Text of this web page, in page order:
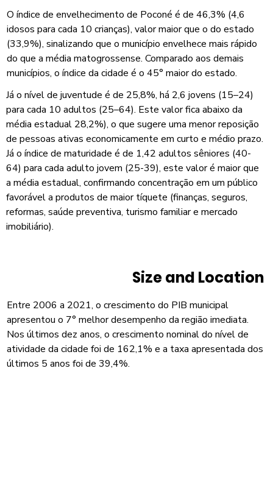
O índice de envelhecimento de Poconé é de 46,3% (4,6
idosos para cada 10 crianças), valor maior que o do estado
(33,9%), sinalizando que o município envelhece mais rápido
do que a média matogrossense. Comparado aos demais
municípios, o índice da cidade é o 45° maior do estado.
Já o nível de juventude é de 25,8%, há 2,6 jovens (15–24)
para cada 10 adultos (25–64). Este valor fica abaixo da
média estadual 28,2%), o que sugere uma menor reposição
de pessoas ativas economicamente em curto e médio prazo.
Já o índice de maturidade é de 1,42 adultos sêniores (40-
64) para cada adulto jovem (25-39), este valor é maior que
a média estadual, confirmando concentração em um público
favorável a produtos de maior tíquete (finanças, seguros,
reformas, saúde preventiva, turismo familiar e mercado
imobiliário).
Size and Location
Entre 2006 a 2021, o crescimento do PIB municipal
apresentou o 7° melhor desempenho da região imediata.
Nos últimos dez anos, o crescimento nominal do nível de
atividade da cidade foi de 162,1% e a taxa apresentada dos
últimos 5 anos foi de 39,4%.